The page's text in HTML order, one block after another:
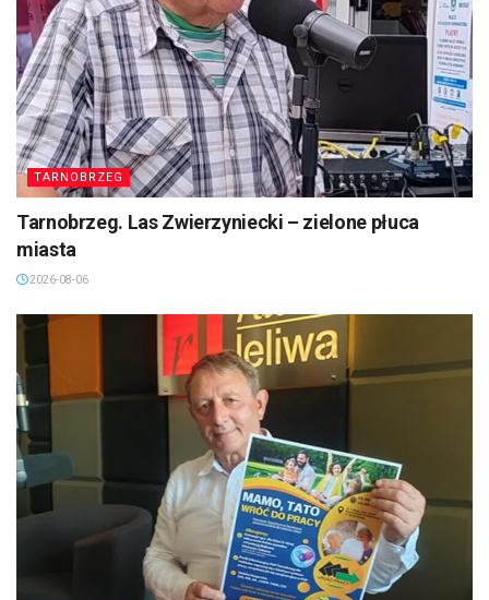
TARNOBRZEG
Tarnobrzeg. Las Zwierzyniecki – zielone płuca
miasta
2026-08-06